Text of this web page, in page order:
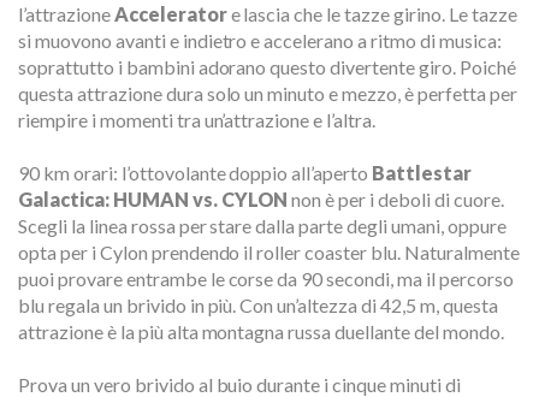
l’attrazione Acceleratore lascia che le tazze girino. Le tazze
si muovono avanti e indietro e accelerano a ritmo di musica:
soprattutto i bambini adorano questo divertente giro. Poiché
questa attrazione dura solo un minuto e mezzo, è perfetta per
riempire i momenti tra un’attrazione e l’altra.
90 km orari: l’ottovolante doppio all’aperto Battlestar
Galactica: HUMAN vs. CYLON non è per i deboli di cuore.
Scegli la linea rossa per stare dalla parte degli umani, oppure
opta per i Cylon prendendo il roller coaster blu. Naturalmente
puoi provare entrambe le corse da 90 secondi, ma il percorso
blu regala un brivido in più. Con un’altezza di 42,5 m, questa
attrazione è la più alta montagna russa duellante del mondo.
Prova un vero brivido al buio durante i cinque minuti di